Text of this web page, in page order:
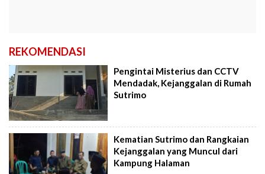
REKOMENDASI
Pengintai Misterius dan CCTV
Mendadak, Kejanggalan di Rumah
Sutrimo
Kematian Sutrimo dan Rangkaian
Kejanggalan yang Muncul dari
Kampung Halaman